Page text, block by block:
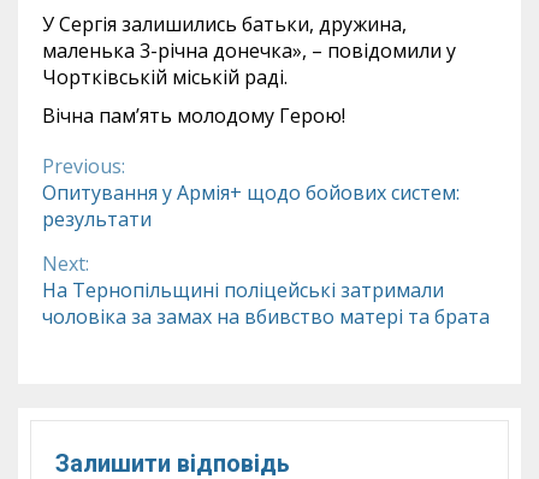
У Сергія залишились батьки, дружина,
маленька 3-річна донечка», – повідомили у
Чортківській міській раді.
Вічна пам’ять молодому Герою!
Continue
Reading
Previous:
Опитування у Армія+ щодо бойових систем:
результати
Next:
На Тернопільщині поліцейські затримали
чоловіка за замах на вбивство матері та брата
Залишити відповідь